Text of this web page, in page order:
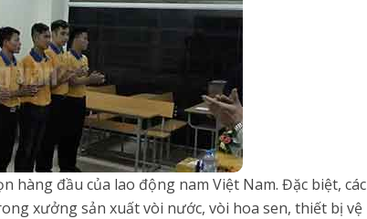
đầu của lao động nam Việt Nam. Đặc biệt, các
xưởng sản xuất vòi nước, vòi hoa sen, thiết bị vệ